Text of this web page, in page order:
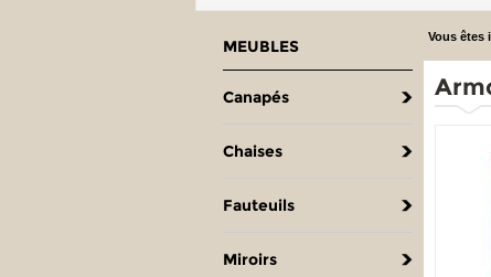
MEUBLES
Canapés
Chaises
Fauteuils
Miroirs
Vous êtes